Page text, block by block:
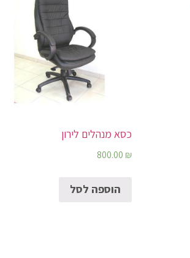
כסא מנהלים לירון
800.00 ₪
הוספה לסל